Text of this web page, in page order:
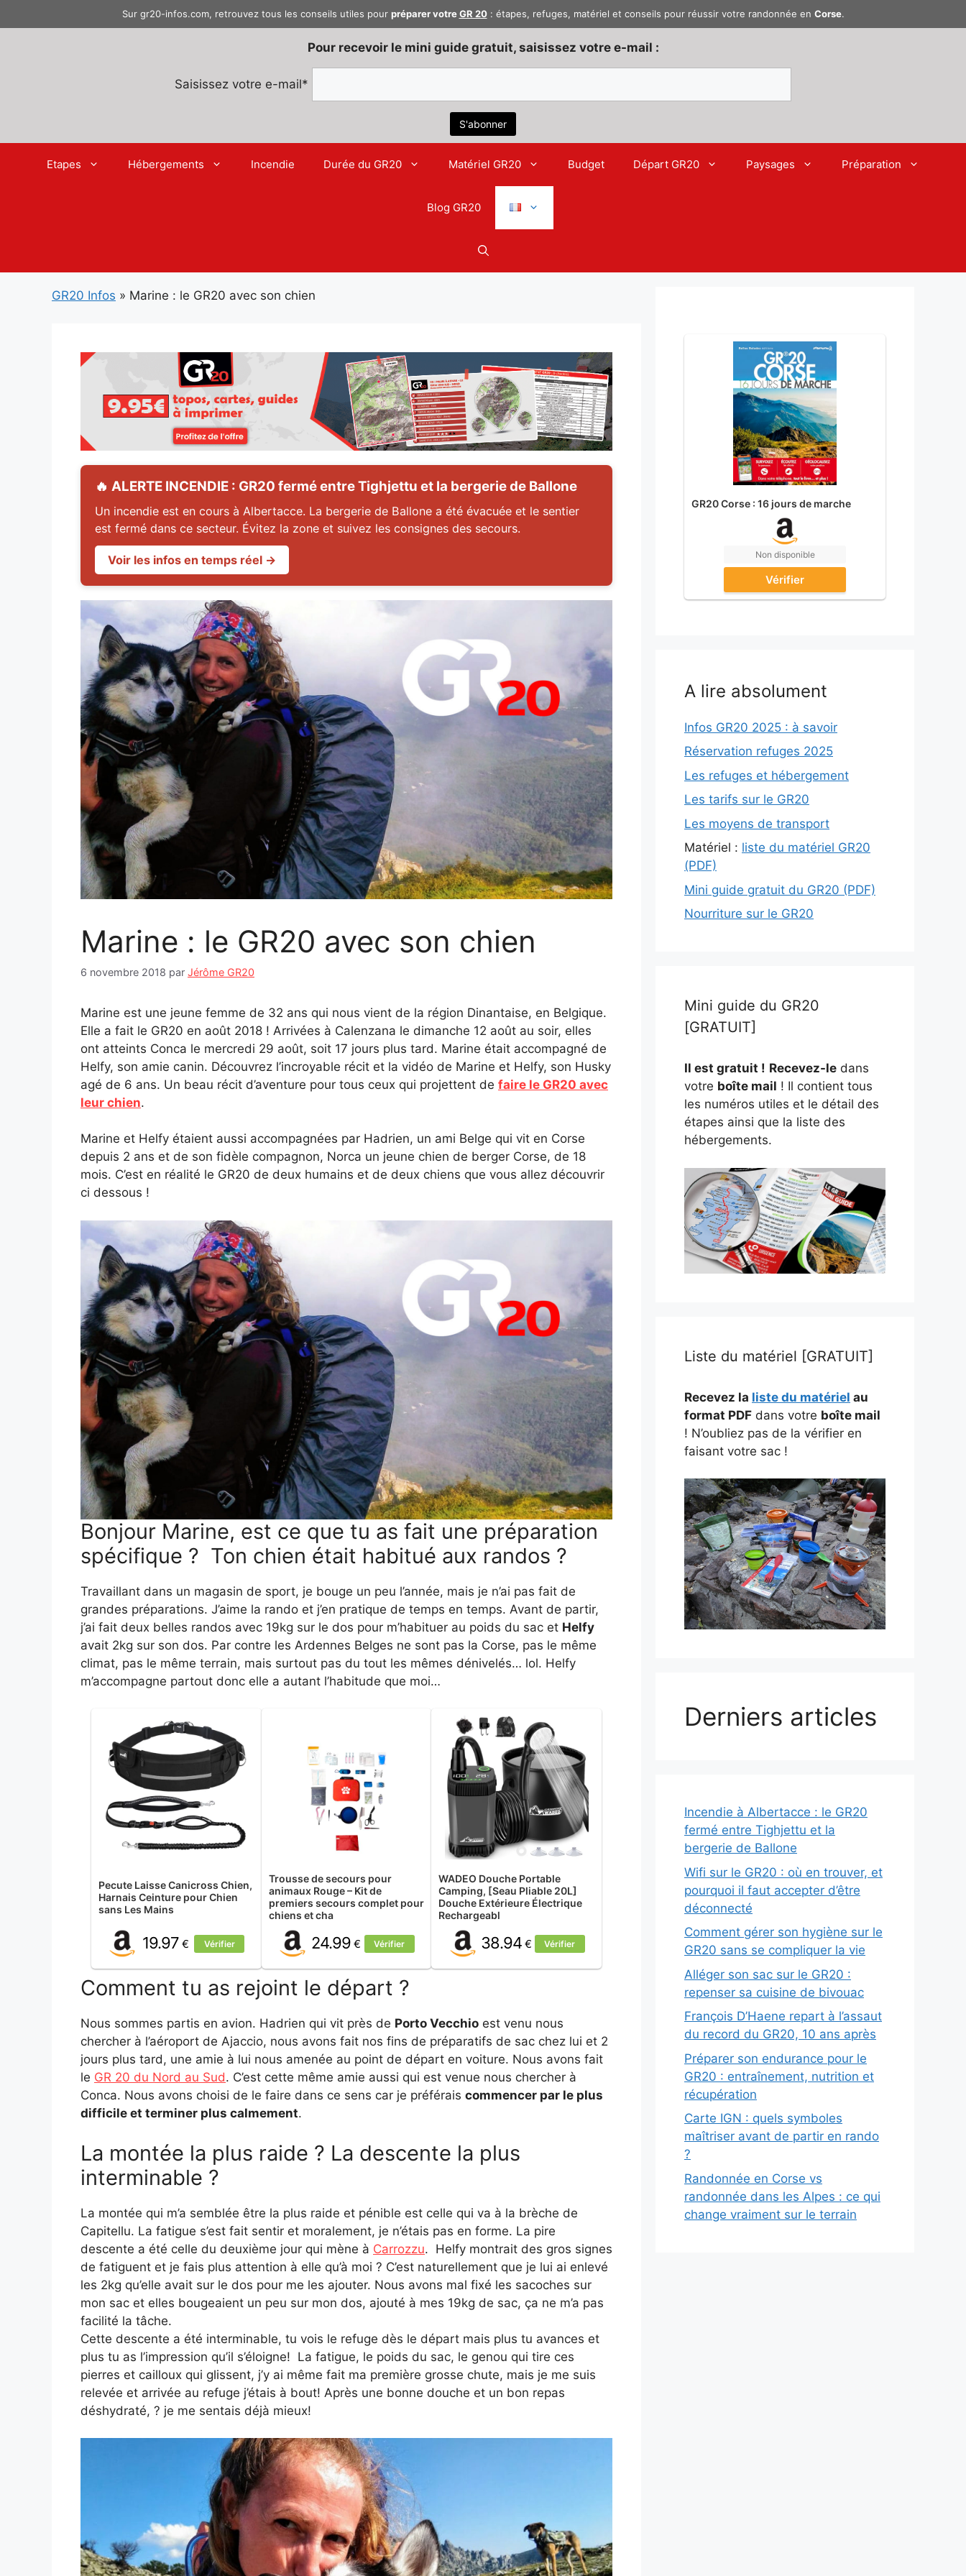
au
Sur gr20-infos.com, retrouvez tous les conseils utiles pour préparer votreGR 20: étapes, refuges, matériel et conseils pour réussir votre randonnée en Corse.
Pour recevoir le mini guide gratuit, saisissez votre e-mail :
Saisissez votre e-mail*
Etapes Hébergements Incendie Durée du GR20 Matériel GR20 Budget Départ GR20 Paysages Préparation
Blog GR20
GR20 Infos » Marine : le GR20 avec son chien
🔥 ALERTE INCENDIE : GR20 fermé entre Tighjettu et la bergerie de Ballone
Un incendie est en cours à Albertacce. La bergerie de Ballone a été évacuée et le sentier
est fermé dans ce secteur. Évitez la zone et suivez les consignes des secours.
Voir les infos en temps réel →
Marine : le GR20 avec son chien
6 novembre 2018 par Jérôme GR20
Marine est une jeune femme de 32 ans qui nous vient de la région Dinantaise, en Belgique.
Elle a fait le GR20 en août 2018 ! Arrivées à Calenzana le dimanche 12 août au soir, elles
ont atteints Conca le mercredi 29 août, soit 17 jours plus tard. Marine était accompagné de
Helfy, son amie canin. Découvrez l’incroyable récit et la vidéo de Marine et Helfy, son Husky
agé de 6 ans. Un beau récit d’aventure pour tous ceux qui projettent de faire le GR20 avec
leur chien.
Marine et Helfy étaient aussi accompagnées par Hadrien, un ami Belge qui vit en Corse
depuis 2 ans et de son fidèle compagnon, Norca un jeune chien de berger Corse, de 18
mois. C’est en réalité le GR20 de deux humains et de deux chiens que vous allez découvrir
ci dessous !
Bonjour Marine, est ce que tu as fait une préparation
spécifique ? Ton chien était habitué aux randos ?
Travaillant dans un magasin de sport, je bouge un peu l’année, mais je n’ai pas fait de
grandes préparations. J’aime la rando et j’en pratique de temps en temps. Avant de partir,
j’ai fait deux belles randos avec 19kg sur le dos pour m’habituer au poids du sac et Helfy
avait 2kg sur son dos. Par contre les Ardennes Belges ne sont pas la Corse, pas le même
climat, pas le même terrain, mais surtout pas du tout les mêmes dénivelés… lol. Helfy
m’accompagne partout donc elle a autant l’habitude que moi…
Pecute Laisse Canicross Chien,
Harnais Ceinture pour Chien
sans Les Mains
19.97€ Vérifier
Trousse de secours pour
animaux Rouge – Kit de
premiers secours complet pour
chiens et cha
24.99€ Vérifier
WADEO Douche Portable
Camping, [Seau Pliable 20L]
Douche Extérieure Électrique
Rechargeabl
38.94€ Vérifier
Comment tu as rejoint le départ ?
Nous sommes partis en avion. Hadrien qui vit près de Porto Vecchio est venu nous
chercher à l’aéroport de Ajaccio, nous avons fait nos fins de préparatifs de sac chez lui et 2
jours plus tard, une amie à lui nous amenée au point de départ en voiture. Nous avons fait
le GR 20 du Nord au Sud. C’est cette même amie aussi qui est venue nous chercher à
Conca. Nous avons choisi de le faire dans ce sens car je préférais commencer par le plus
difficile et terminer plus calmement.
La montée la plus raide ? La descente la plus
interminable ?
La montée qui m’a semblée être la plus raide et pénible est celle qui va à la brèche de
Capitellu. La fatigue s’est fait sentir et moralement, je n’étais pas en forme. La pire
descente a été celle du deuxième jour qui mène à Carrozzu. Helfy montrait des gros signes
de fatiguent et je fais plus attention à elle qu’à moi ? C’est naturellement que je lui ai enlevé
les 2kg qu’elle avait sur le dos pour me les ajouter. Nous avons mal fixé les sacoches sur
mon sac et elles bougeaient un peu sur mon dos, ajouté à mes 19kg de sac, ça ne m’a pas
facilité la tâche.
Cette descente a été interminable, tu vois le refuge dès le départ mais plus tu avances et
plus tu as l’impression qu’il s’éloigne! La fatigue, le poids du sac, le genou qui tire ces
pierres et cailloux qui glissent, j’y ai même fait ma première grosse chute, mais je me suis
relevée et arrivée au refuge j’étais à bout! Après une bonne douche et un bon repas
déshydraté, ? je me sentais déjà mieux!
GR20 Corse : 16 jours de marche
Non disponible
Vérifier
A lire absolument
Infos GR20 2025 : à savoir
Réservation refuges 2025
Les refuges et hébergement
Les tarifs sur le GR20
Les moyens de transport
Matériel : liste du matériel GR20
(PDF)
Mini guide gratuit du GR20 (PDF)
Nourriture sur le GR20
Mini guide du GR20
[GRATUIT]
Il est gratuit ! Recevez-le dans
votre boîte mail ! Il contient tous
les numéros utiles et le détail des
étapes ainsi que la liste des
hébergements.
Liste du matériel [GRATUIT]
Recevez la liste du matériel au
format PDF dans votre boîte mail
! N’oubliez pas de la vérifier en
faisant votre sac !
Derniers articles
Incendie à Albertacce : le GR20
fermé entre Tighjettu et la
bergerie de Ballone
Wifi sur le GR20 : où en trouver, et
pourquoi il faut accepter d’être
déconnecté
Comment gérer son hygiène sur le
GR20 sans se compliquer la vie
Alléger son sac sur le GR20 :
repenser sa cuisine de bivouac
François D’Haene repart à l’assaut
du record du GR20, 10 ans après
Préparer son endurance pour le
GR20 : entraînement, nutrition et
récupération
Carte IGN : quels symboles
maîtriser avant de partir en rando
?
Randonnée en Corse vs
randonnée dans les Alpes : ce qui
change vraiment sur le terrain